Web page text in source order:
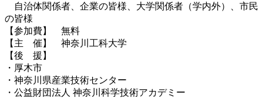
自治体関係者、企業の皆様、大学関係者（学内外）、市民
の皆様
【参加費】 無料
【主 催】 神奈川工科大学
【後 援】
・厚木市
・神奈川県産業技術センター
・公益財団法人 神奈川科学技術アカデミー